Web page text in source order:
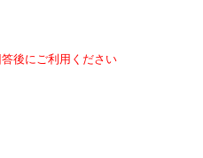
後にご利用ください